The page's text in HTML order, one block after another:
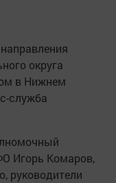
округа
в Нижнем
служба
Игорь Комаров,
руководители